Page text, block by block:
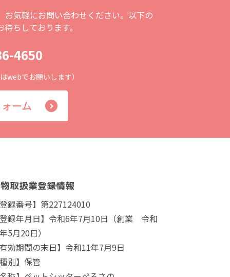
気軽にお問い合わせください。以下の
ちしております。
4650
webでお願いします）
ーム
取扱業登録情報
録番号】第227124010
録年月日】令和6年7月10日（創業 令和
5月20日）
効期間の末日】令和11年7月9日
別】保管